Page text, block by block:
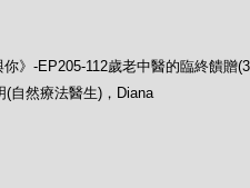
》-EP205-112歲老中醫的臨終饋贈
自然療法醫生)，Diana